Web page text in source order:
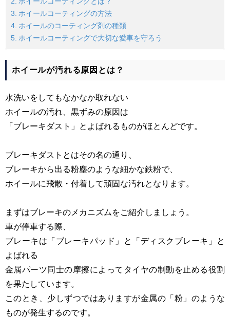
ホイールコーティングの方法
ホイールのコーティング剤の種類
ホイールコーティングで大切な愛車を守ろう
ホイールが汚れる原因とは？
水洗いをしてもなかなか取れない
ホイールの汚れ、黒ずみの原因は
「ブレーキダスト」とよばれるものがほとんどです。
ブレーキダストとはその名の通り、
ブレーキから出る粉塵のような細かな鉄粉で、
ホイールに飛散・付着して頑固な汚れとなります。
まずはブレーキのメカニズムをご紹介しましょう。
車が停車する際、
ブレーキは「ブレーキパッド」と「ディスクブレーキ」と
よばれる
金属パーツ同士の摩擦によって タイヤの制動を止める役割
を果たしています。
このとき、少しずつではありますが金属の「粉」のような
ものが発生するのです。